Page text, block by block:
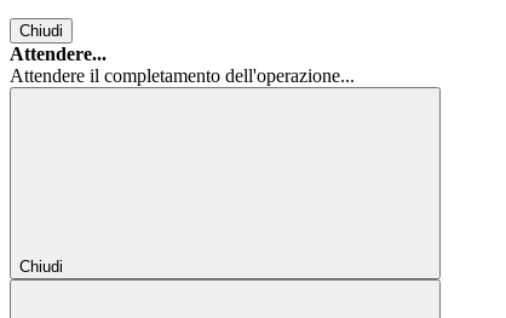
Chiudi
Attendere...
Attendere il completamento dell'operazione...
Chiudi